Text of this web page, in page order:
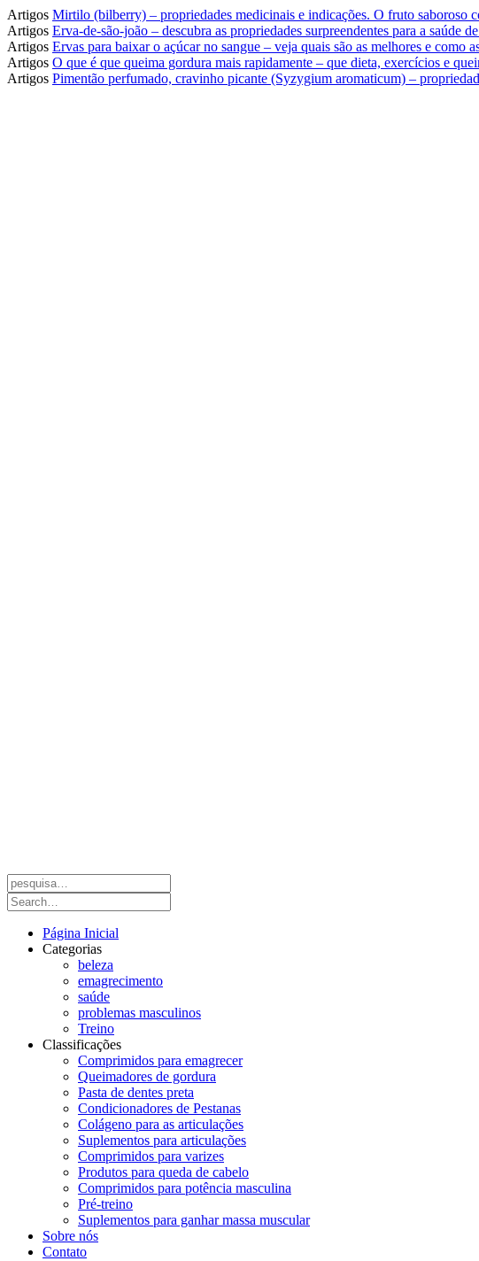
Artigos Mirtilo (bilberry) – propriedades medicinais e indicações. O fruto saboroso
Artigos Erva-de-são-joão – descubra as propriedades surpreendentes para a saúde
Artigos Ervas para baixar o açúcar no sangue – veja quais são as melhores e como
Artigos O que é que queima gordura mais rapidamente – que dieta, exercícios e
Artigos Pimentão perfumado, cravinho picante (Syzygium aromaticum) –
Página Inicial
Categorias
beleza
emagrecimento
saúde
problemas masculinos
Treino
Classificações
Comprimidos para emagrecer
Queimadores de gordura
Pasta de dentes preta
Condicionadores de Pestanas
Colágeno para as articulações
Suplementos para articulações
Comprimidos para varizes
Produtos para queda de cabelo
Comprimidos para potência masculina
Pré-treino
Suplementos para ganhar massa muscular
Sobre nós
Contato